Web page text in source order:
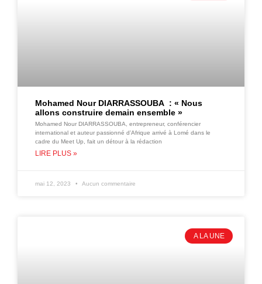
Mohamed Nour DIARRASSOUBA : « Nous
allons construire demain ensemble »
Mohamed Nour DIARRASSOUBA, entrepreneur, conférencier
international et auteur passionné d’Afrique arrivé à Lomé dans le
cadre du Meet Up, fait un détour à la rédaction
LIRE PLUS »
mai 12, 2023 Aucun commentaire
A LA UNE